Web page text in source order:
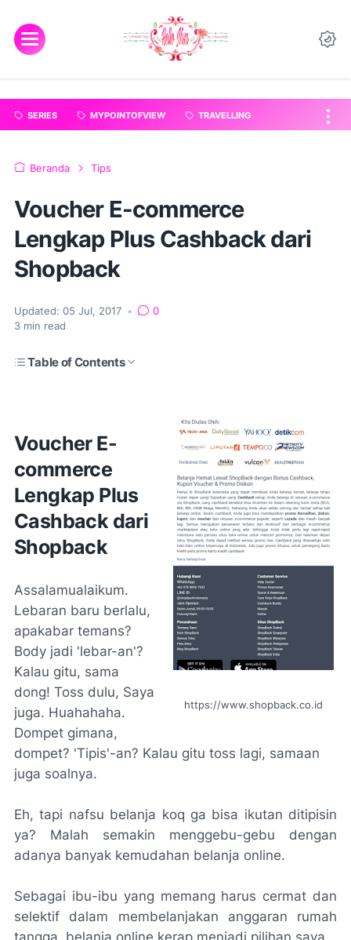
SERIES MYPOINTOFVIEW TRAVELLING
Beranda Tips
Voucher E-commerce
Lengkap Plus Cashback dari
Shopback
Updated: 05 Jul, 2017 •
0
3 min read
Table of Contents
https://www.shopback.co.id
Voucher E-
commerce
Lengkap Plus
Cashback dari
Shopback
Assalamualaikum.
Lebaran baru berlalu,
apakabar temans?
Body jadi 'lebar-an'?
Kalau gitu, sama
dong! Toss dulu, Saya
juga. Huahahaha.
Dompet gimana,
dompet? 'Tipis'-an? Kalau gitu toss lagi, samaan
juga soalnya.
Eh, tapi nafsu belanja koq ga bisa ikutan ditipisin
ya? Malah semakin menggebu-gebu dengan
adanya banyak kemudahan belanja online.
Sebagai ibu-ibu yang memang harus cermat dan
selektif dalam membelanjakan anggaran rumah
tangga, belanja online kerap menjadi pilihan saya.